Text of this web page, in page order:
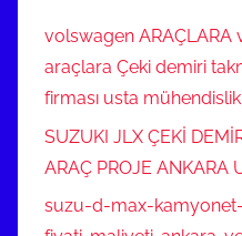
volswagen
araçlara Çeki demiri
firması usta
SUZUKI JLX ÇEKİ
ARAÇ PROJE ANKARA
suzu-d-max-